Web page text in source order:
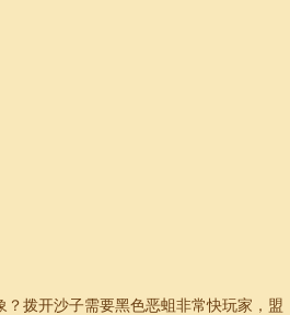
拨开沙子需要黑色恶蛆非常快玩家，盟